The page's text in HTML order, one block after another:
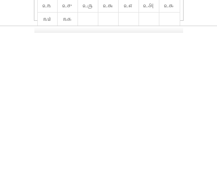
௨௩
௨௪ ௨௫ ௨௬ ௨௭ ௨௮
௨௯
௩௰
௩௧